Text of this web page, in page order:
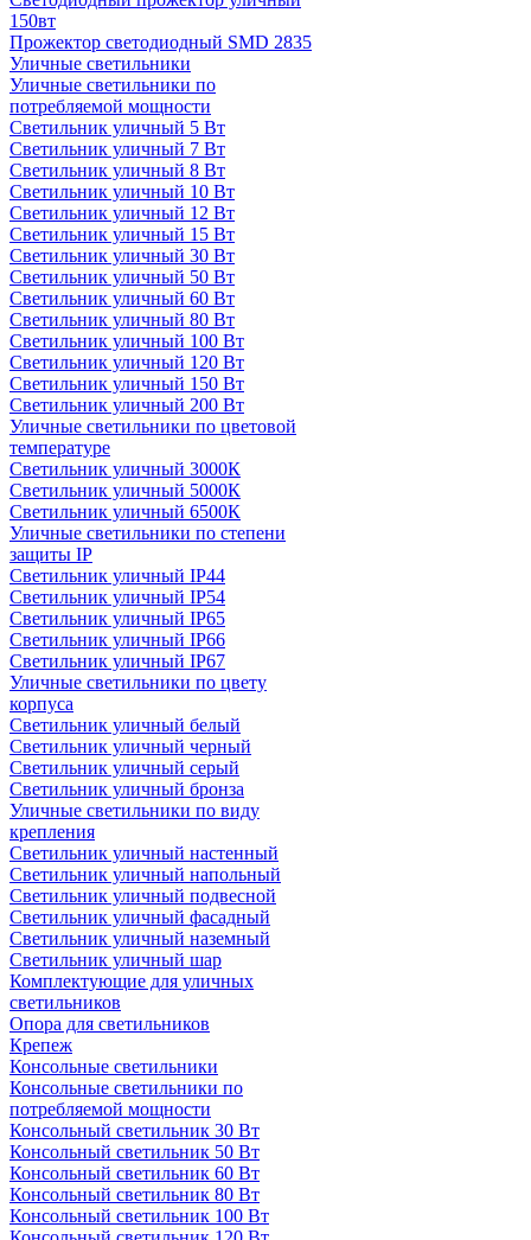
150вт
Прожектор светодиодный SMD 2835
Уличные светильники
Уличные светильники по
потребляемой мощности
Светильник уличный 5 Вт
Светильник уличный 7 Вт
Светильник уличный 8 Вт
Светильник уличный 10 Вт
Светильник уличный 12 Вт
Светильник уличный 15 Вт
Светильник уличный 30 Вт
Светильник уличный 50 Вт
Светильник уличный 60 Вт
Светильник уличный 80 Вт
Светильник уличный 100 Вт
Светильник уличный 120 Вт
Светильник уличный 150 Вт
Светильник уличный 200 Вт
Уличные светильники по цветовой
температуре
Cветильник уличный 3000К
Cветильник уличный 5000К
Cветильник уличный 6500К
Уличные светильники по степени
защиты IP
Светильник уличный IP44
Светильник уличный IP54
Светильник уличный IP65
Светильник уличный IP66
Светильник уличный IP67
Уличные светильники по цвету
корпуса
Светильник уличный белый
Светильник уличный черный
Светильник уличный серый
Светильник уличный бронза
Уличные светильники по виду
крепления
Светильник уличный настенный
Светильник уличный напольный
Светильник уличный подвесной
Светильник уличный фасадный
Светильник уличный наземный
Cветильник уличный шар
Комплектующие для уличных
светильников
Опора для светильников
Крепеж
Консольные светильники
Консольные светильники по
потребляемой мощности
Консольный светильник 30 Вт
Консольный светильник 50 Вт
Консольный светильник 60 Вт
Консольный светильник 80 Вт
Консольный светильник 100 Вт